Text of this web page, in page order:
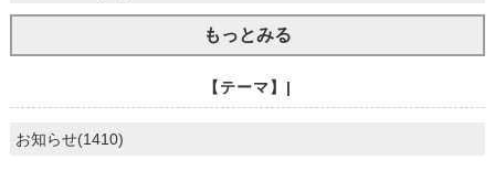
もっとみる
【テーマ】|
お知らせ(1410)